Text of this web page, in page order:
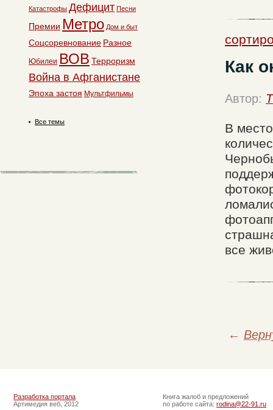
Как
Автор:
В
все
←
Катастрофы Дефицит Песни
Премии Метро Дом и быт
Соцсоревнование Разное
Юбилеи ВОВ Терроризм
Война в Афганистане
Эпоха застоя Мультфильмы
Все темы
Разработка портала
Артимедия веб, 2012
Книга жалоб и предложений
по работе сайта: rodina@22-91.ru